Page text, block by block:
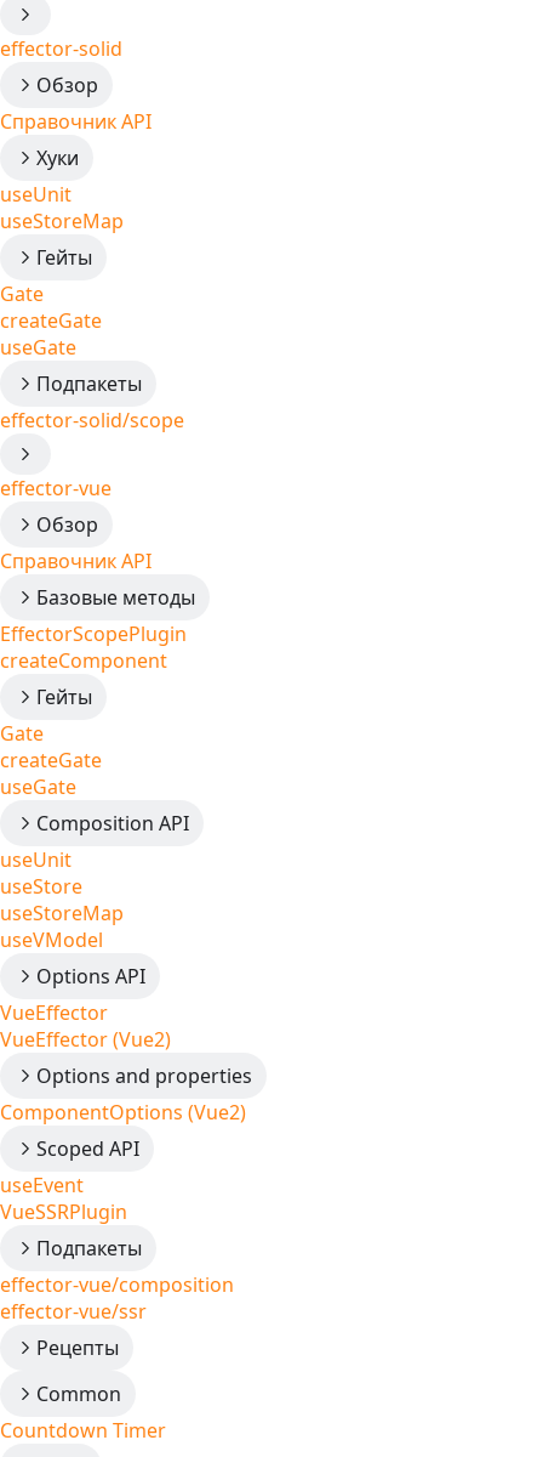
effector-solid
Обзор
Справочник API
Хуки
useUnit
useStoreMap
Гейты
Gate
createGate
useGate
Подпакеты
effector-solid/scope
effector-vue
Обзор
Справочник API
Базовые методы
EffectorScopePlugin
createComponent
Гейты
Gate
createGate
useGate
Composition API
useUnit
useStore
useStoreMap
useVModel
Options API
VueEffector
VueEffector (Vue2)
Options and properties
ComponentOptions (Vue2)
Scoped API
useEvent
VueSSRPlugin
Подпакеты
effector-vue/composition
effector-vue/ssr
Рецепты
Common
Countdown Timer